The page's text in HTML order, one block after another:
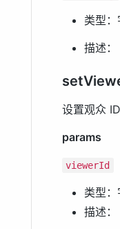
类型
描述
设置观众 ID
params
viewerId
类型
描述